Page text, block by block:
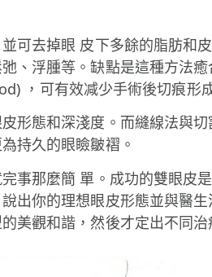
可去掉眼 皮下多餘的脂肪和
、浮腫等。缺點是這種方法
，可有效减少手術後切痕形
形態和深淺度。而縫線法與
持久的眼瞼皺褶。
事那麼簡 單。成功的雙眼皮
出你的理想眼皮形態並與醫
美觀和諧，然後才定出不同